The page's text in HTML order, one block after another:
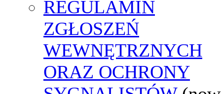
REGULAMIN
ZGŁOSZEŃ
WEWNĘTRZNYCH
ORAZ OCHRONY